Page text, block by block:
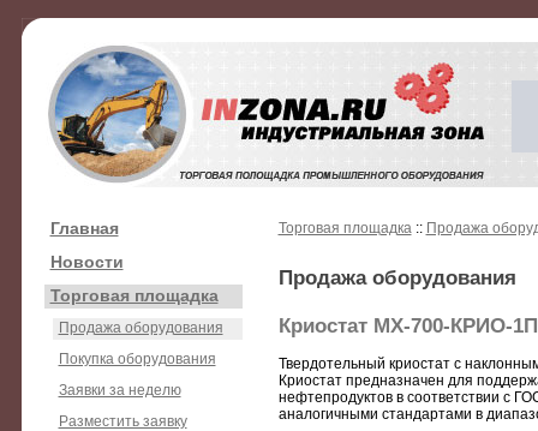
Главная
Новости
Торговая площадка
Продажа оборудования
Покупка оборудования
Заявки за неделю
Разместить заявку
Торговая площадка:: Продажа
Продажа оборудования
Криостат МХ-700-КРИО-1П
Твердотельный криостат с
Криостат предназначен для
нефтепродуктов в соответствии с
аналогичными стандартами в